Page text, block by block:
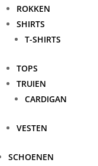
ROKKEN
SHIRTS
T-SHIRTS
TOPS
TRUIEN
CARDIGAN
VESTEN
SCHOENEN